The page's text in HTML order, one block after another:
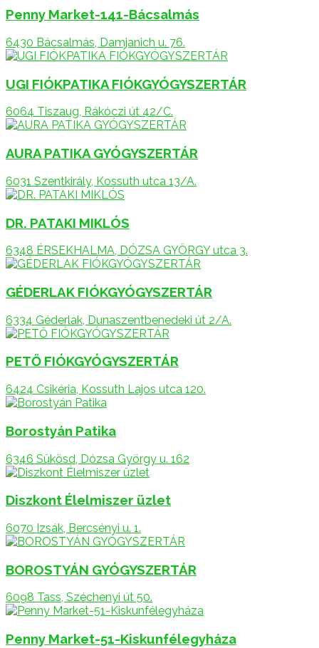
Penny Market-141-Bácsalmás
6430 Bácsalmás, Damjanich u. 76.
UGI FIÓKPATIKA FIÓKGYÓGYSZERTÁR
6064 Tiszaug, Rákóczi út 42/C.
AURA PATIKA GYÓGYSZERTÁR
6031 Szentkirály, Kossuth utca 13/A.
DR. PATAKI MIKLÓS
6348 ÉRSEKHALMA, DÓZSA GYÖRGY utca 3.
GÉDERLAK FIÓKGYÓGYSZERTÁR
6334 Géderlak, Dunaszentbenedeki út 2/A.
PETŐ FIÓKGYÓGYSZERTÁR
6424 Csikéria, Kossuth Lajos utca 120.
Borostyán Patika
6346 Sükösd, Dózsa György u. 162
Diszkont Élelmiszer üzlet
6070 Izsák, Bercsényi u. 1.
BOROSTYÁN GYÓGYSZERTÁR
6098 Tass, Széchenyi út 50.
Penny Market-51-Kiskunfélegyháza